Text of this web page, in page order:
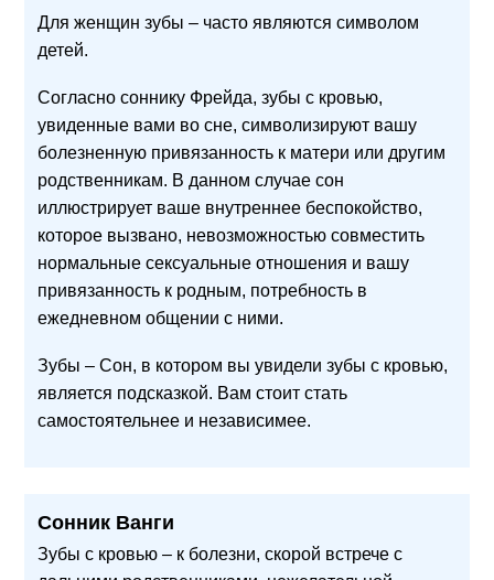
Для женщин зубы – часто являются символом
детей.
Согласно соннику Фрейда, зубы с кровью,
увиденные вами во сне, символизируют вашу
болезненную привязанность к матери или другим
родственникам. В данном случае сон
иллюстрирует ваше внутреннее беспокойство,
которое вызвано, невозможностью совместить
нормальные сексуальные отношения и вашу
привязанность к родным, потребность в
ежедневном общении с ними.
Зубы – Сон, в котором вы увидели зубы с кровью,
является подсказкой. Вам стоит стать
самостоятельнее и независимее.
Сонник Ванги
Зубы с кровью – к болезни, скорой встрече с